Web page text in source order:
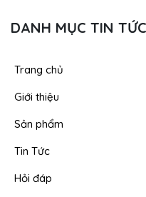
DANH MỤC TIN TỨC
Trang chủ
Giới thiệu
Sản phẩm
Tin Tức
Hỏi đáp